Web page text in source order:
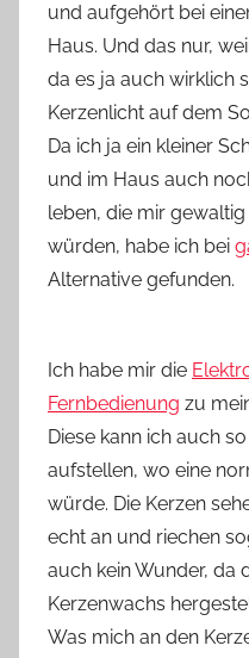
und aufgehört bei
Haus. Und das nur,
da es ja auch wirklich
Kerzenlicht auf dem
Da ich ja ein kleiner
und im Haus auch
leben, die mir
würden, habe ich bei
Alternative gefunden.
Ich habe mir die
Fernbedienung zu
Diese kann ich auch
aufstellen, wo eine
würde. Die Kerzen
echt an und riechen
auch kein Wunder, da
Kerzenwachs
Was mich an den